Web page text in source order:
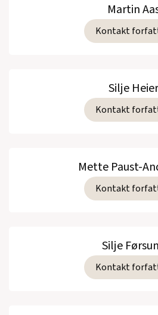
Martin
Kontakt
Silje Heier
Kontakt
Mette Paust-
Kontakt
Silje
Kontakt